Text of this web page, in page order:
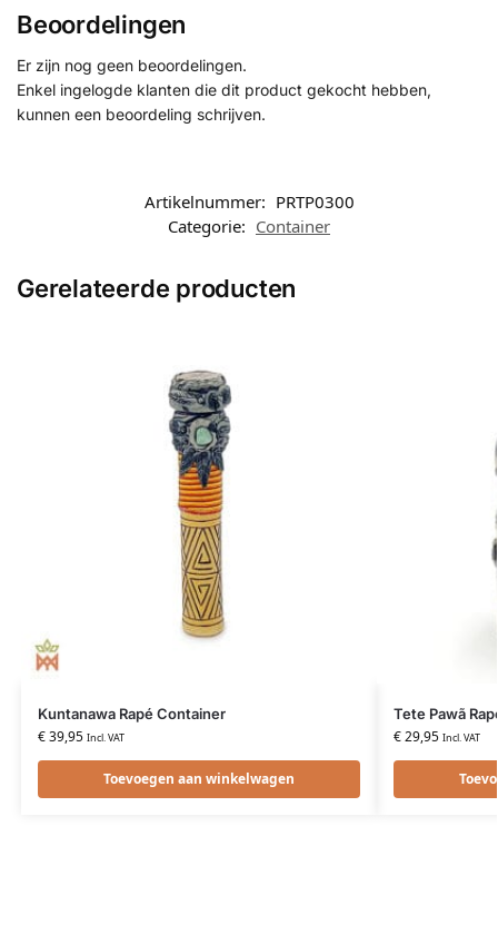
Beoordelingen
Er zijn nog geen beoordelingen.
Enkel ingelogde klanten die dit product gekocht hebben,
kunnen een beoordeling schrijven.
Artikelnummer: PRTP0300
Categorie: Container
Gerelateerde producten
Kuntanawa Rapé Container
€39,95 Incl. VAT
Toevoegen aan winkelwagen
Tete Pawã
€29,95 Incl. VAT